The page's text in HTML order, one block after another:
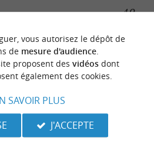
4.0
TESTÉPOUR VOUS
vous autorisez le dépôt de
de mesure d'audience.
proposent des vidéosdont
également des cookies.
SAVOIR PLUS
J'ACCEPTE